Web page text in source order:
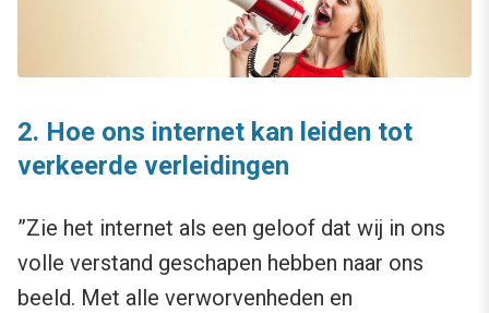
2. Hoe ons internet kan leiden tot
verkeerde verleidingen
”Zie het internet als een geloof dat wij in ons
volle verstand geschapen hebben naar ons
beeld. Met alle verworvenheden en